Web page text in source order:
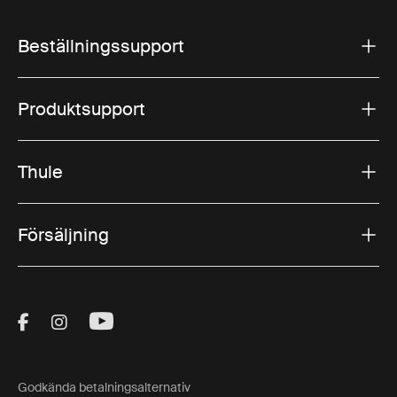
Beställningssupport
Produktsupport
Thule
Försäljning
Visit Thule on Facebook (external link)
Visit Thule on Instagram (external link)
Visit Thule on Youtube (external
Godkända betalningsalternativ